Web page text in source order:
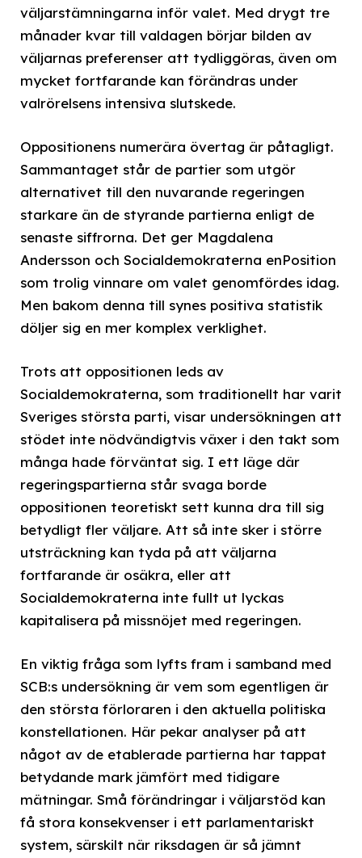
väljarstämningarna inför valet. Med drygt tre
månader kvar till valdagen börjar bilden av
väljarnas preferenser att tydliggöras, även om
mycket fortfarande kan förändras under
valrörelsens intensiva slutskede.
Oppositionens numerära övertag är påtagligt.
Sammantaget står de partier som utgör
alternativet till den nuvarande regeringen
starkare än de styrande partierna enligt de
senaste siffrorna. Det ger Magdalena
Andersson och Socialdemokraterna enPosition
som trolig vinnare om valet genomfördes idag.
Men bakom denna till synes positiva statistik
döljer sig en mer komplex verklighet.
Trots att oppositionen leds av
Socialdemokraterna, som traditionellt har varit
Sveriges största parti, visar undersökningen att
stödet inte nödvändigtvis växer i den takt som
många hade förväntat sig. I ett läge där
regeringspartierna står svaga borde
oppositionen teoretiskt sett kunna dra till sig
betydligt fler väljare. Att så inte sker i större
utsträckning kan tyda på att väljarna
fortfarande är osäkra, eller att
Socialdemokraterna inte fullt ut lyckas
kapitalisera på missnöjet med regeringen.
En viktig fråga som lyfts fram i samband med
SCB:s undersökning är vem som egentligen är
den största förloraren i den aktuella politiska
konstellationen. Här pekar analyser på att
något av de etablerade partierna har tappat
betydande mark jämfört med tidigare
mätningar. Små förändringar i väljarstöd kan
få stora konsekvenser i ett parlamentariskt
system, särskilt när riksdagen är så jämnt